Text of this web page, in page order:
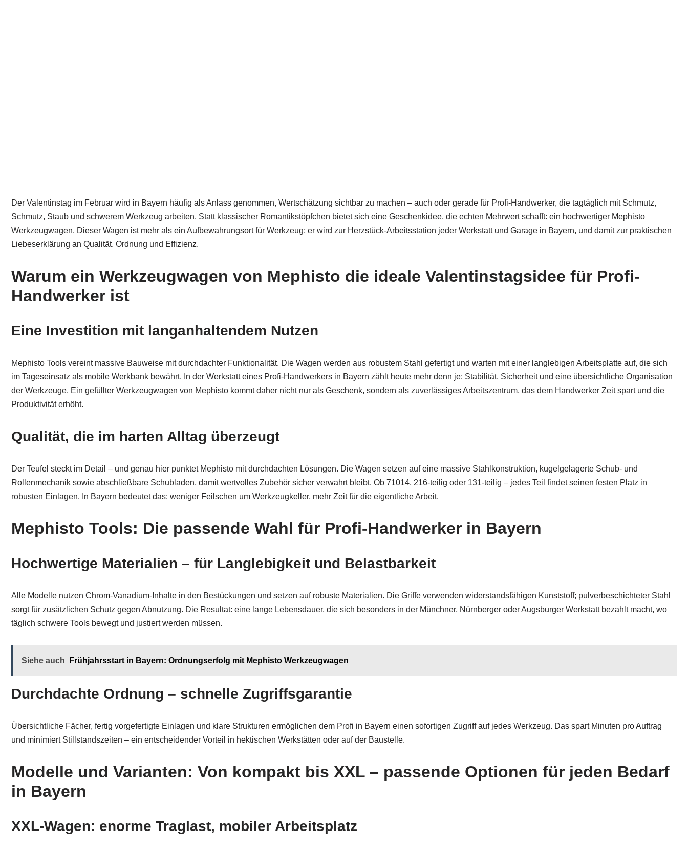
Der Valentinstag im Februar wird in Bayern häufig als Anlass genommen, Wertschätzung sichtbar zu machen – auch oder gerade für Profi-Handwerker, die tagtäglich mit Schmutz,
Schmutz, Staub und schwerem Werkzeug arbeiten. Statt klassischer Romantikstöpfchen bietet sich eine Geschenkidee, die echten Mehrwert schafft: ein hochwertiger Mephisto
Werkzeugwagen. Dieser Wagen ist mehr als ein Aufbewahrungsort für Werkzeug; er wird zur Herzstück-Arbeitsstation jeder Werkstatt und Garage in Bayern, und damit zur praktischen
Liebeserklärung an Qualität, Ordnung und Effizienz.
Warum ein Werkzeugwagen von Mephisto die ideale Valentinstagsidee für Profi-
Handwerker ist
Eine Investition mit langanhaltendem Nutzen
Mephisto Tools vereint massive Bauweise mit durchdachter Funktionalität. Die Wagen werden aus robustem Stahl gefertigt und warten mit einer langlebigen Arbeitsplatte auf, die sich
im Tageseinsatz als mobile Werkbank bewährt. In der Werkstatt eines Profi-Handwerkers in Bayern zählt heute mehr denn je: Stabilität, Sicherheit und eine übersichtliche Organisation
der Werkzeuge. Ein gefüllter Werkzeugwagen von Mephisto kommt daher nicht nur als Geschenk, sondern als zuverlässiges Arbeitszentrum, das dem Handwerker Zeit spart und die
Produktivität erhöht.
Qualität, die im harten Alltag überzeugt
Der Teufel steckt im Detail – und genau hier punktet Mephisto mit durchdachten Lösungen. Die Wagen setzen auf eine massive Stahlkonstruktion, kugelgelagerte Schub- und
Rollenmechanik sowie abschließbare Schubladen, damit wertvolles Zubehör sicher verwahrt bleibt. Ob 71014, 216-teilig oder 131-teilig – jedes Teil findet seinen festen Platz in
robusten Einlagen. In Bayern bedeutet das: weniger Feilschen um Werkzeugkeller, mehr Zeit für die eigentliche Arbeit.
Mephisto Tools: Die passende Wahl für Profi-Handwerker in Bayern
Hochwertige Materialien – für Langlebigkeit und Belastbarkeit
Alle Modelle nutzen Chrom-Vanadium-Inhalte in den Bestückungen und setzen auf robuste Materialien. Die Griffe verwenden widerstandsfähigen Kunststoff; pulverbeschichteter Stahl
sorgt für zusätzlichen Schutz gegen Abnutzung. Die Resultat: eine lange Lebensdauer, die sich besonders in der Münchner, Nürnberger oder Augsburger Werkstatt bezahlt macht, wo
täglich schwere Tools bewegt und justiert werden müssen.
Siehe auch Frühjahrsstart in Bayern: Ordnungserfolg mit Mephisto Werkzeugwagen
Durchdachte Ordnung – schnelle Zugriffsgarantie
Übersichtliche Fächer, fertig vorgefertigte Einlagen und klare Strukturen ermöglichen dem Profi in Bayern einen sofortigen Zugriff auf jedes Werkzeug. Das spart Minuten pro Auftrag
und minimiert Stillstandszeiten – ein entscheidender Vorteil in hektischen Werkstätten oder auf der Baustelle.
Modelle und Varianten: Von kompakt bis XXL – passende Optionen für jeden Bedarf
in Bayern
XXL-Wagen: enorme Traglast, mobiler Arbeitsplatz